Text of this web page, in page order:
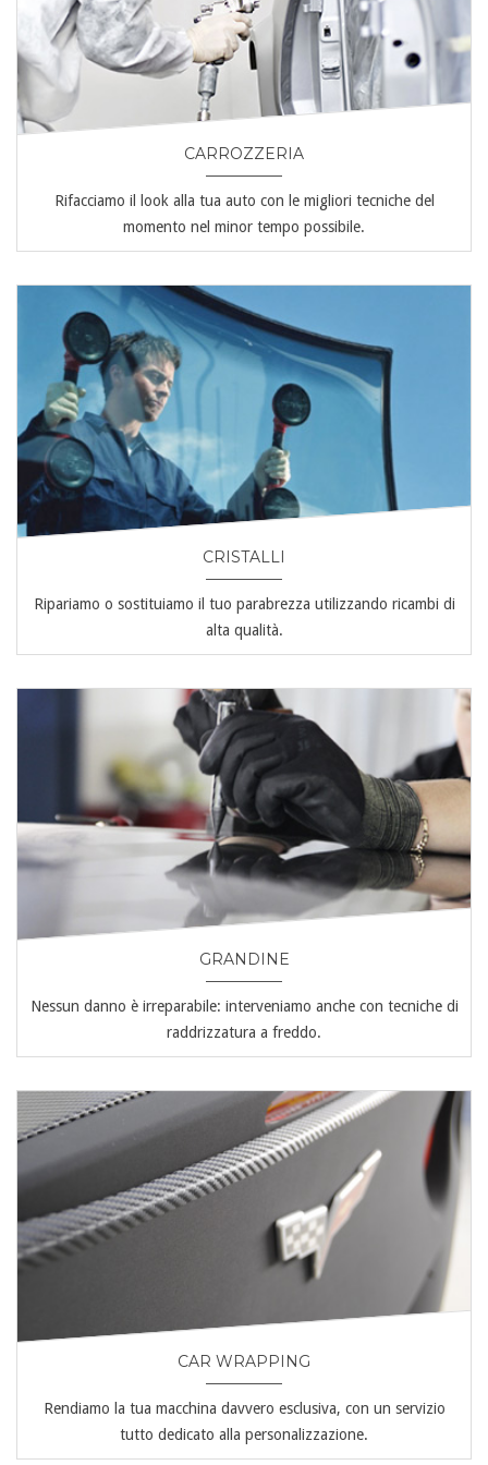
CARROZZERIA
Rifacciamo il look alla tua auto con le migliori tecniche del
momento nel minor tempo possibile.
CRISTALLI
Ripariamo o sostituiamo il tuo parabrezza utilizzando ricambi di
alta qualità.
GRANDINE
Nessun danno è irreparabile: interveniamo anche con tecniche di
raddrizzatura a freddo.
CAR WRAPPING
Rendiamo la tua macchina davvero esclusiva, con un servizio
tutto dedicato alla personalizzazione.